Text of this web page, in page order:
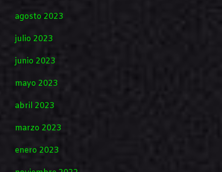
agosto 2023
julio 2023
junio 2023
mayo 2023
abril 2023
marzo 2023
enero 2023